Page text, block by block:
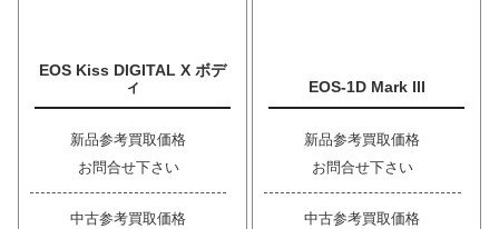
EOS Kiss DIGITAL X ボデ
ィ
新品参考買取価格
お問合せ下さい
中古参考買取価格
EOS-1D Mark III
新品参考買取価格
お問合せ下さい
中古参考買取価格